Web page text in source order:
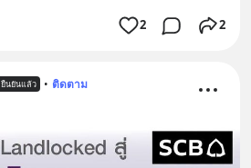
2 2
ยืนยันแล้ว • ติดตาม